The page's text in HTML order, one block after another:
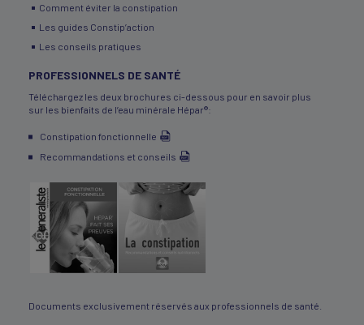
Comment éviter la constipation
Les guides Constip’action
Les conseils pratiques
PROFESSIONNELS DE SANTÉ
Téléchargez les deux brochures ci-dessous pour en savoir plus
sur les bienfaits de l’eau minérale Hépar®:
Constipation fonctionnelle
Recommandations et conseils
Documents exclusivement réservés aux professionnels de santé.